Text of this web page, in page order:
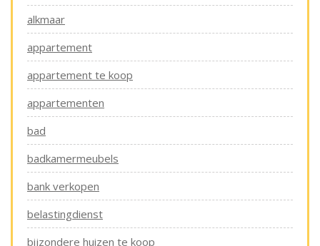
alkmaar
appartement
appartement te koop
appartementen
bad
badkamermeubels
bank verkopen
belastingdienst
bijzondere huizen te koop